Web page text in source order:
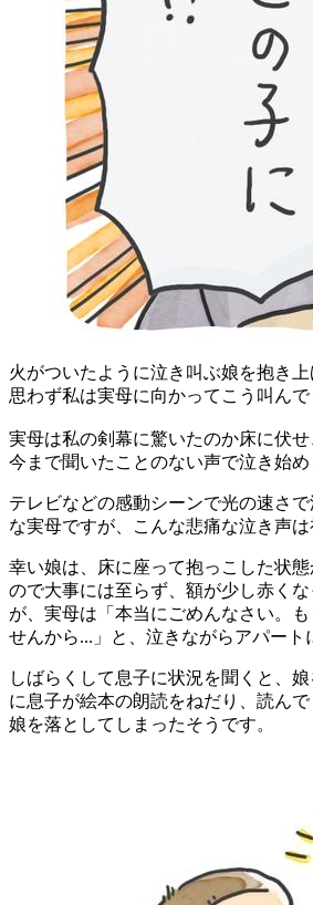
火がついたように泣き叫ぶ娘を抱き上
思わず私は実母に向かってこう叫んで
実母は私の剣幕に驚いたのか床に伏
今まで聞いたことのない声で泣き始め
テレビなどの感動シーンで光の速さ
な実母ですが、こんな悲痛な泣き声は
幸い娘は、床に座って抱っこした状
ので大事には至らず、額が少し赤く
が、実母は「本当にごめんなさい。
せんから...」と、泣きながらアパート
しばらくして息子に状況を聞くと、
に息子が絵本の朗読をねだり、読ん
娘を落としてしまったそうです。